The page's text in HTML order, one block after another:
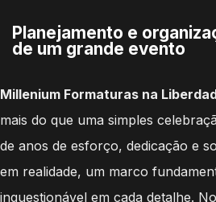
Planejamento e
de um grande evento
Millenium Formaturas na
mais do que uma simples
de anos de esforço, dedicação e
em realidade, um marco
inquestionável em cada detalhe.